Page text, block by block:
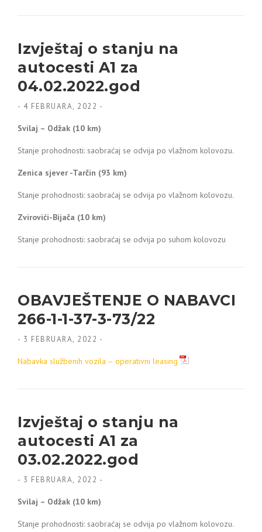
Izvještaj o stanju na
autocesti A1 za
04.02.2022.god
- 4 FEBRUARA, 2022 -
Svilaj – Odžak (10 km)
Stanje prohodnosti: saobraćaj se odvija po vlažnom kolovozu.
Zenica sjever -Tarčin (93 km)
Stanje prohodnosti: saobraćaj se odvija po vlažnom kolovozu.
Zvirovići-Bijača (10 km)
Stanje prohodnosti: saobraćaj se odvija po suhom kolovozu
OBAVJEŠTENJE O NABAVCI
266-1-1-37-3-73/22
- 3 FEBRUARA, 2022 -
Nabavka službenih vozila – operativni leasing
Izvještaj o stanju na
autocesti A1 za
03.02.2022.god
- 3 FEBRUARA, 2022 -
Svilaj – Odžak (10 km)
Stanje prohodnosti: saobraćaj se odvija po vlažnom kolovozu.